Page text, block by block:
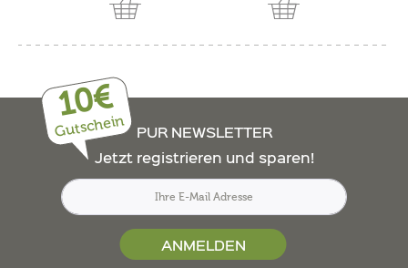
10€
Gutschein
PUR NEWSLETTER
Jetzt registrieren und sparen!
ANMELDEN